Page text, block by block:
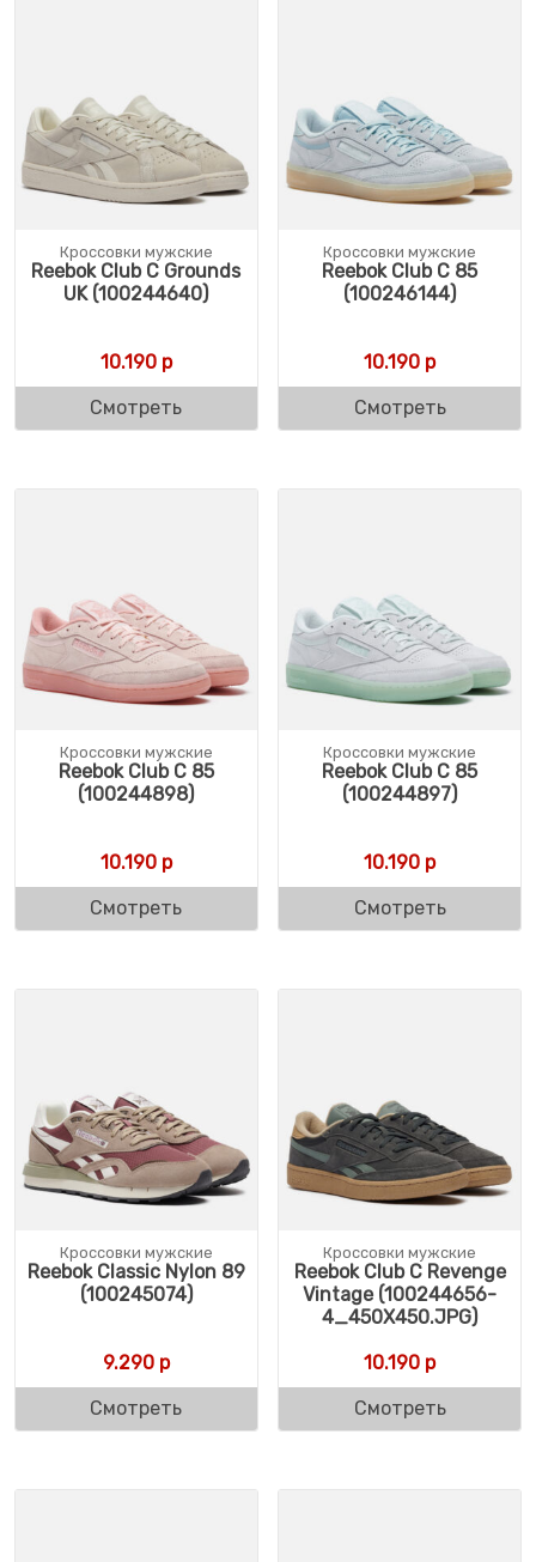
Кроссовки мужские
Reebok Club C Grounds
UK (100244640)
10.190р
Смотреть
Кроссовки мужские
Reebok Club C 85
(100246144)
10.190 р
Смотреть
Кроссовки мужские
Reebok Club C 85
(100244898)
10.190р
Смотреть
Кроссовки мужские
Reebok Club C 85
(100244897)
10.190 р
Смотреть
Кроссовки мужские
Reebok Classic Nylon 89
(100245074)
9.290р
Смотреть
Кроссовки мужские
Reebok Club C Revenge
Vintage (100244656-
4_450X450.JPG)
10.190 р
Смотреть